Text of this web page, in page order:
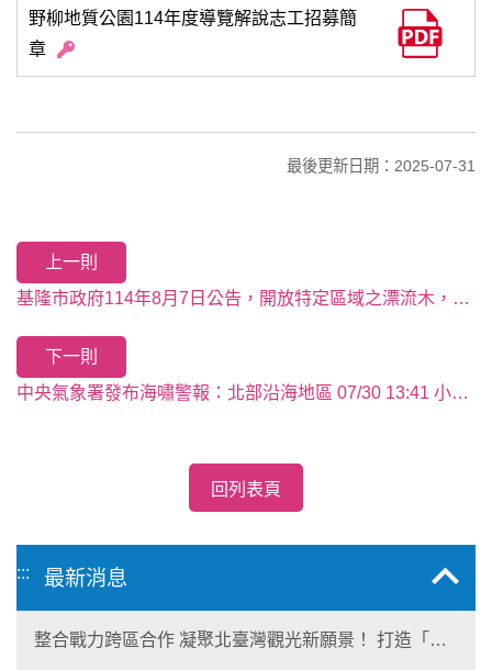
野柳地質公園114年度導覽解說志工招募簡
章
最後更新日期：2025-07-31
上一則
基隆市政府114年8月7日公告，開放特定區域之漂流木，當地居民得自由徒手撿拾清理
下一則
中央氣象署發布海嘯警報：北部沿海地區 07/30 13:41 小於0.3公尺
回列表頁
::: 最新消息
整合戰力跨區合作 凝聚北臺灣觀光新願景！ 打造「生